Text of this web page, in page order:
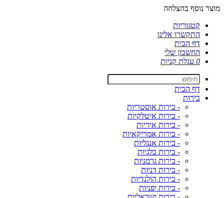
מוצר נוסף בהצלחה
קטגוריות
התקשרו אלינו
דף הבית
החשבון שלי
0 עגלת קניות
דף הבית
בירות
- בירות אוסטריות
- בירות איטלקיות
- בירות איריות
- בירות אמריקאיות
- בירות אנגליות
- בירות בלגיות
- בירות גרמניות
- בירות דניות
- בירות הולנדיות
- בירות יפניות